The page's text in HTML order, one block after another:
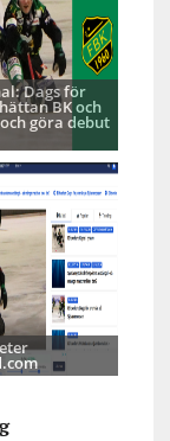
Dags för
BK och
göra debut